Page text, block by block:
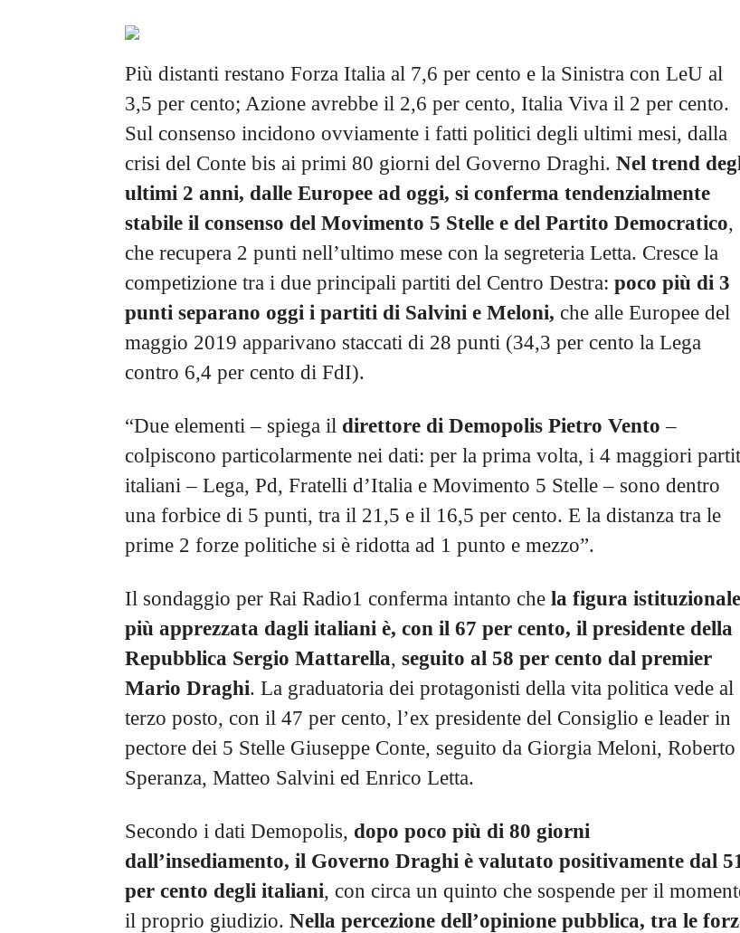
Più distanti restano Forza Italia al 7,6 per cento e la Sinistra con LeU al
3,5 per cento; Azione avrebbe il 2,6 per cento, Italia Viva il 2 per cento.
Sul consenso incidono ovviamente i fatti politici degli ultimi mesi, dalla
crisi del Conte bis ai primi 80 giorni del Governo Draghi. Nel trend
ultimi 2 anni, dalle Europee ad oggi, si conferma tendenzialmente
stabile il consenso del Movimento 5 Stelle e del Partito Democratico,
che recupera 2 punti nell’ultimo mese con la segreteria Letta. Cresce la
competizione tra i due principali partiti del Centro Destra: poco più di 3
punti separano oggi i partiti di Salvini e Meloni, che alle Europee del
maggio 2019 apparivano staccati di 28 punti (34,3 per cento la Lega
contro 6,4 per cento di FdI).
“Due elementi – spiega il direttore di Demopolis Pietro Vento –
colpiscono particolarmente nei dati: per la prima volta, i 4 maggiori
italiani – Lega, Pd, Fratelli d’Italia e Movimento 5 Stelle – sono dentro
una forbice di 5 punti, tra il 21,5 e il 16,5 per cento. E la distanza tra le
prime 2 forze politiche si è ridotta ad 1 punto e mezzo”.
Il sondaggio per Rai Radio1 conferma intanto che la figura istituzionale
più apprezzata dagli italiani è, con il 67 per cento, il presidente della
Repubblica Sergio Mattarella, seguito al 58 per cento dal premier
Mario Draghi. La graduatoria dei protagonisti della vita politica vede al
terzo posto, con il 47 per cento, l’ex presidente del Consiglio e leader in
pectore dei 5 Stelle Giuseppe Conte, seguito da Giorgia Meloni, Roberto
Speranza, Matteo Salvini ed Enrico Letta.
Secondo i dati Demopolis, dopo poco più di 80 giorni
dall’insediamento, il Governo Draghi è valutato positivamente dal
per cento degli italiani, con circa un quinto che sospende per il
il proprio giudizio. Nella percezione dell’opinione pubblica, tra le